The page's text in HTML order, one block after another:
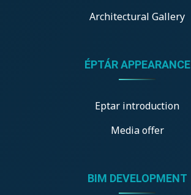
Architectural Gallery
ÉPTÁR APPEARANCE
Eptar introduction
Media offer
BIM DEVELOPMENT